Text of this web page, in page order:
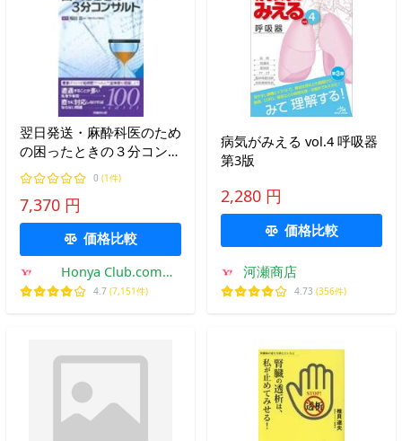
翌日発送・麻酔科医のため
の困ったときの３分コンサ
ルト/稲田英一
0 (1件)
7,370 円
価格比較
Honya Club.com
Yahoo!店
4.7 (7,151件)
病気がみえる vol.4 呼吸器
第3版
2,280 円
価格比較
河瀬商店
4.73 (356件)